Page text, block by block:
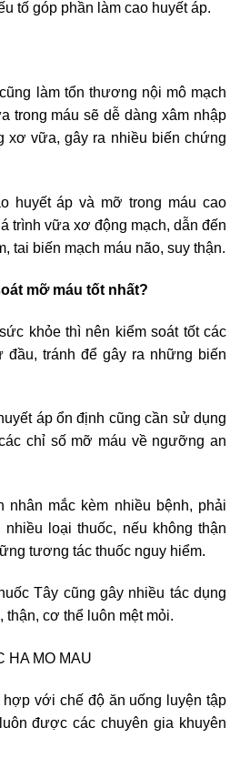
tố góp phần làm cao huyết áp.
làm tổn thương nội mô mạch
trong máu sẽ dễ dàng xâm nhập
xơ vữa, gây ra nhiều biến chứng
huyết áp và mỡ trong máu cao
trình vữa xơ động mạch, dẫn đến
tai biến mạch máu não, suy thận.
mỡ máu tốt nhất?
khỏe thì nên kiểm soát tốt các
đầu, tránh để gây ra những biến
áp ổn định cũng cần sử dụng
chỉ số mỡ máu về ngưỡng an
nhân mắc kèm nhiều bệnh, phải
loại thuốc, nếu không thận
tương tác thuốc nguy hiểm.
Tây cũng gây nhiều tác dụng
thận, cơ thể luôn mệt mỏi.
với chế độ ăn uống luyện tập
được các chuyên gia khuyên